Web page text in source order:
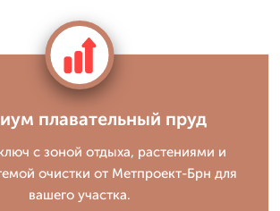
плавательный пруд
с зоной отдыха, растениями и
очистки от Метпроект-Брн для
вашего участка.